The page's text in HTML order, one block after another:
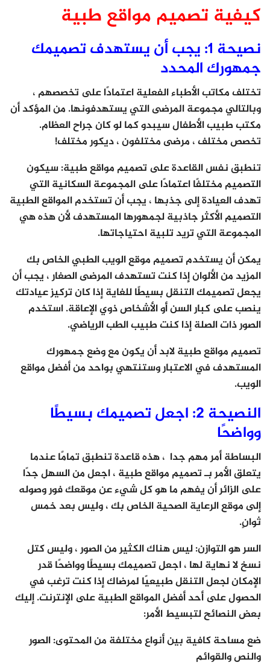
كيفية تصميم مواقع طبية
نصيحة 1: يجب أن يستهدف تصميمك
جمهورك المحدد
تختلف مكاتب الأطباء الفعلية اعتمادًا على تخصصهم ،
وبالتالي مجموعة المرضى التي يستهدفونها. من المؤكد أن
مكتب طبيب الأطفال سيبدو كما لو كان جراح العظام.
تخصص مختلف ، مرضى مختلفون ، ديكور مختلف!
تنطبق نفس القاعدة على تصميم مواقع طبية: سيكون
التصميم مختلفًا اعتمادًا على المجموعة السكانية التي
تهدف العيادة إلى جذبها ، يجب أن تستخدم المواقع الطبية
التصميم الأكثر جاذبية لجمهورها المستهدف لأن هذه هي
المجموعة التي تريد تلبية احتياجاتها.
يمكن أن يستخدم تصميم موقع الويب الطبي الخاص بك
المزيد من الألوان إذا كنت تستهدف المرضى الصغار ، يجب أن
يجعل تصميمك التنقل بسيطًا للغاية إذا كان تركيز عيادتك
ينصب على كبار السن أو الأشخاص ذوي الإعاقة. استخدم
الصور ذات الصلة إذا كنت طبيب الطب الرياضي.
تصميم مواقع طبية لابد أن يكون مع وضع جمهورك
المستهدف في الاعتبار وستنتهي بواحد من أفضل مواقع
الويب.
النصيحة 2: اجعل تصميمك بسيطًا
وواضحًا
البساطة أمر مهم جدا ، هذه قاعدة تنطبق تمامًا عندما
يتعلق الأمر بـ تصميم مواقع طبية ، اجعل من السهل جدًا
على الزائر أن يفهم ما هو كل شيء عن موقعك فور وصوله
إلى موقع الرعاية الصحية الخاص بك ، وليس بعد خمس
ثوانٍ.
السر هو التوازن: ليس هناك الكثير من الصور ، وليس كتل
نسخ لا نهاية لها ، اجعل تصميمك بسيطًا وواضحًا قدر
الإمكان لجعل التنقل طبيعيًا لمرضاك إذا كنت ترغب في
الحصول على أحد أفضل المواقع الطبية على الإنترنت. إليك
بعض النصائح لتبسيط الأمر:
ضع مساحة كافية بين أنواع مختلفة من المحتوى: الصور
والنص والقوائم